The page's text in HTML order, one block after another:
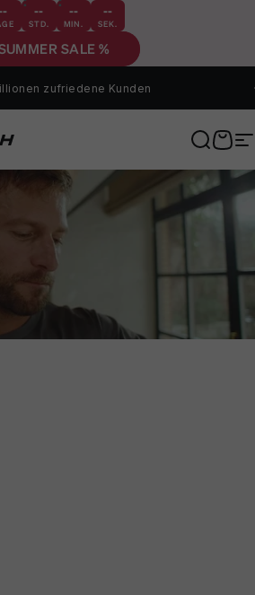
--
STD.
--
MIN.
--
SEK.
SALE %
zufriedene Kunden
Suche